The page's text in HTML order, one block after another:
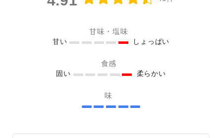
甘味・塩味
甘い しょっぱい
食感
固い 柔らかい
味